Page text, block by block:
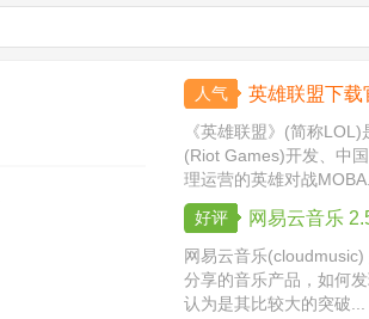
人气 英雄联盟下载
《英雄联盟》(简称
(Riot Games)开发、中
理运营的英雄对战
好评
网易云音乐
版
网易云音乐
分享的音乐产品，如何
认为是其比较大的突破...